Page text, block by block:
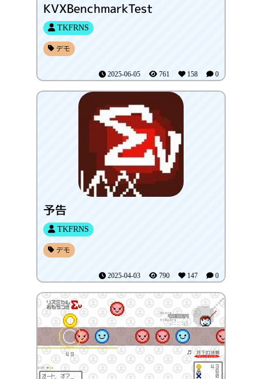
KVXBenchmarkTest
TKFRNS
デモ
2025-06-05 761 158 0
予告
TKFRNS
デモ
2025-04-03 790 147 0